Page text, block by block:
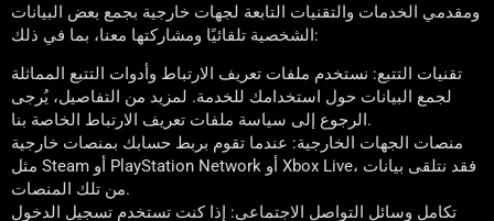
ومقدمي الخدمات والتقنيات التابعة لجهات خارجية بجمع بعض البيانات
الشخصية تلقائيًا ومشاركتها معنا، بما في ذلك:
تقنيات التتبع: نستخدم ملفات تعريف الارتباط وأدوات التتبع المماثلة
لجمع البيانات حول استخدامك للخدمة. لمزيد من التفاصيل، يُرجى
الرجوع إلى سياسة ملفات تعريف الارتباط الخاصة بنا.
منصات الجهات الخارجية: عندما تقوم بربط حسابك بمنصات خارجية
مثل Steam أو PlayStation Network أو Xbox Live، فقد نتلقى بيانات
من تلك المنصات.
تكامل وسائل التواصل الاجتماعي: إذا كنت تستخدم تسجيل الدخول